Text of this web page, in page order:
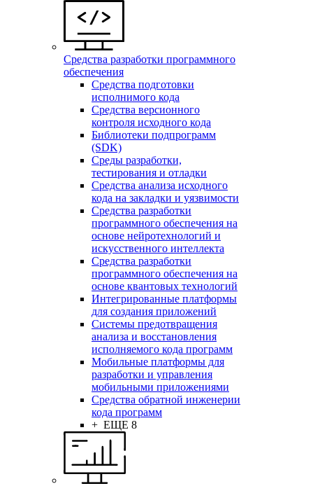
Средства разработки программного
обеспечения
Средства подготовки
исполнимого кода
Средства версионного
контроля исходного кода
Библиотеки подпрограмм
(SDK)
Среды разработки,
тестирования и отладки
Средства анализа исходного
кода на закладки и уязвимости
Средства разработки
программного обеспечения на
основе нейротехнологий и
искусственного интеллекта
Средства разработки
программного обеспечения на
основе квантовых технологий
Интегрированные платформы
для создания приложений
Системы предотвращения
анализа и восстановления
исполняемого кода программ
Мобильные платформы для
разработки и управления
мобильными приложениями
Средства обратной инженерии
кода программ
+ ЕЩЕ 8